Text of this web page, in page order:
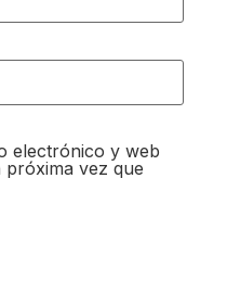
electrónico y web
vez que